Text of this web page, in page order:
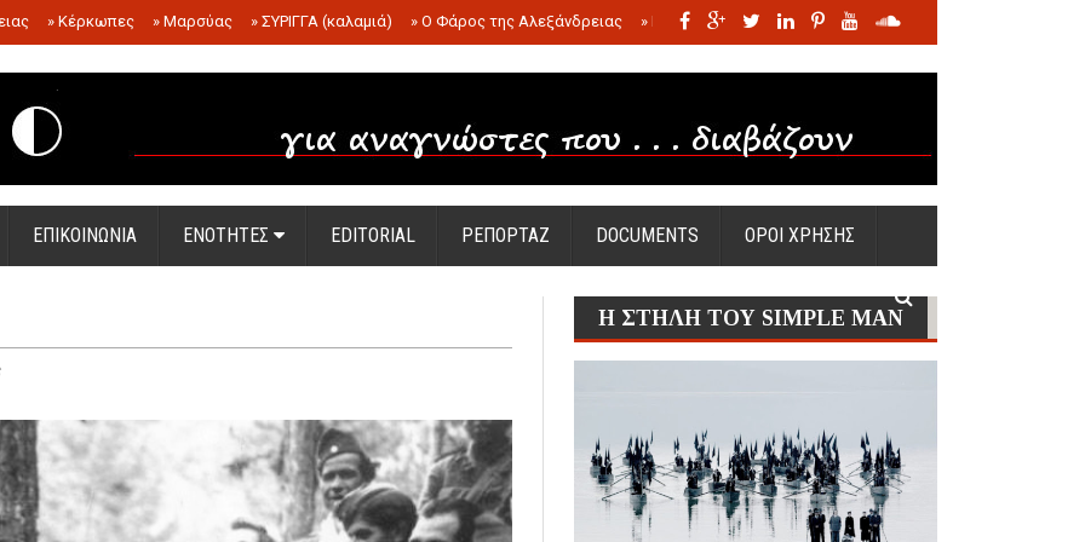
» Κέρκωπες » Μαρσύας » ΣΥΡΙΓΓΑ (καλαμιά) » Ο Φάρος της Αλεξάνδρειας » Η σφαγή των νηπίων της Σάντας
.
ΕΠΙΚΟΙΝΩΝΙΑ ΕΝΟΤΗΤΕΣ EDITORIAL ΡΕΠΟΡΤΑΖ DOCUMENTS ΟΡΟΙ ΧΡΗΣΗΣ
Η ΣΤΗΛΗ ΤΟΥ SIMPLE MAN